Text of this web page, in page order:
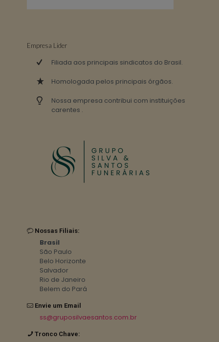
Empresa Lider
Filiada aos principais sindicatos do Brasil.
Homologada pelos principais órgãos.
Nossa empresa contribui com instituições
carentes .
Nossas Filiais:
Brasil
São Paulo
Belo Horizonte
Salvador
Rio de Janeiro
Belem do Pará
Envie um Email
ss@gruposilvaesantos.com.br
Tronco Chave: